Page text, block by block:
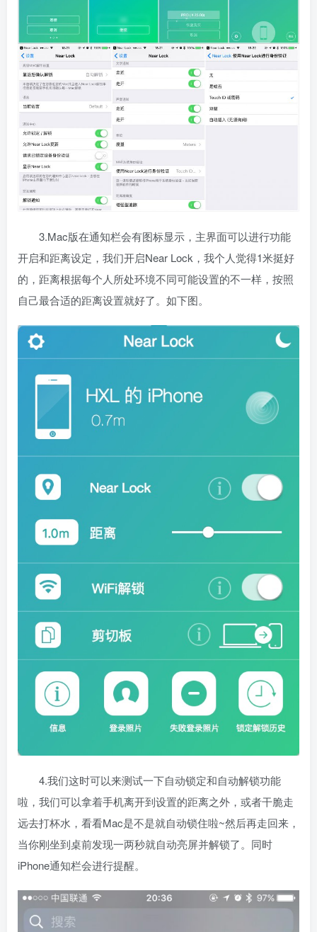
3.Mac版在通知栏会有图标显示，主界面可以进行功能
开启和距离设定，我们开启Near Lock，我个人觉得1米挺好
的，距离根据每个人所处环境不同可能设置的不一样，按照
自己最合适的距离设置就好了。如下图。
4.我们这时可以来测试一下自动锁定和自动解锁功能
啦，我们可以拿着手机离开到设置的距离之外，或者干脆走
远去打杯水，看看Mac是不是就自动锁住啦~然后再走回来，
当你刚坐到桌前发现一两秒就自动亮屏并解锁了。同时
iPhone通知栏会进行提醒。